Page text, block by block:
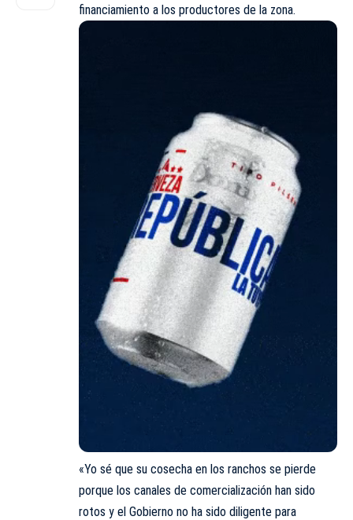
financiamiento a los productores de la zona.
«Yo sé que su cosecha en los ranchos se pierde
porque los canales de comercialización han sido
rotos y el Gobierno no ha sido diligente para